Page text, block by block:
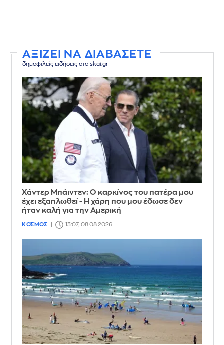
ΑΞΙΖΕΙ ΝΑ ΔΙΑΒΑΣΕΤΕ
δημοφιλείς ειδήσεις στο skai.gr
Χάντερ Μπάιντεν: Ο καρκίνος του πατέρα μου
έχει εξαπλωθεί - Η χάρη που μου έδωσε δεν
ήταν καλή για την Αμερική
ΚΟΣΜΟΣ 13:07, 08.08.2026